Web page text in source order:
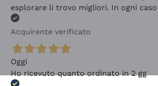
esplorare li trovo migliori. In ogni caso
Acquirente verificato
Oggi
Ho ricevuto quanto ordinato in 2 gg